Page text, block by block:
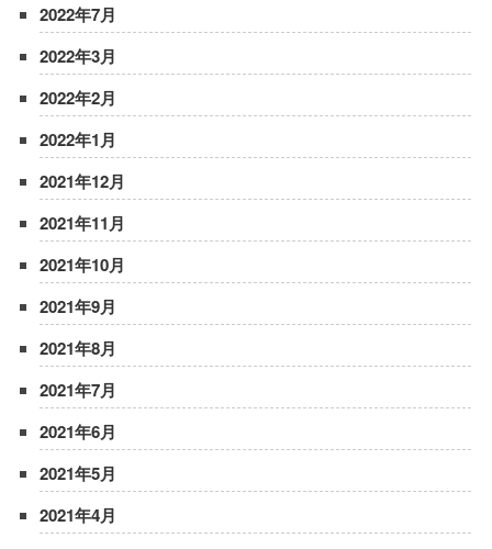
2022年7月
2022年3月
2022年2月
2022年1月
2021年12月
2021年11月
2021年10月
2021年9月
2021年8月
2021年7月
2021年6月
2021年5月
2021年4月